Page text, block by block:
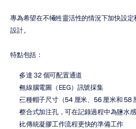
專為希望在不犧牲靈活性的情況下加快設
設計。
特點包括：
多達 32 個可配置通道
無線腦電圖（EEG）訊號採集
三種帽子尺寸（54 厘米、56 厘米和 58
整合式加注孔，可在記錄過程中為鹽水
比傳統凝膠工作流程更快的準備工作